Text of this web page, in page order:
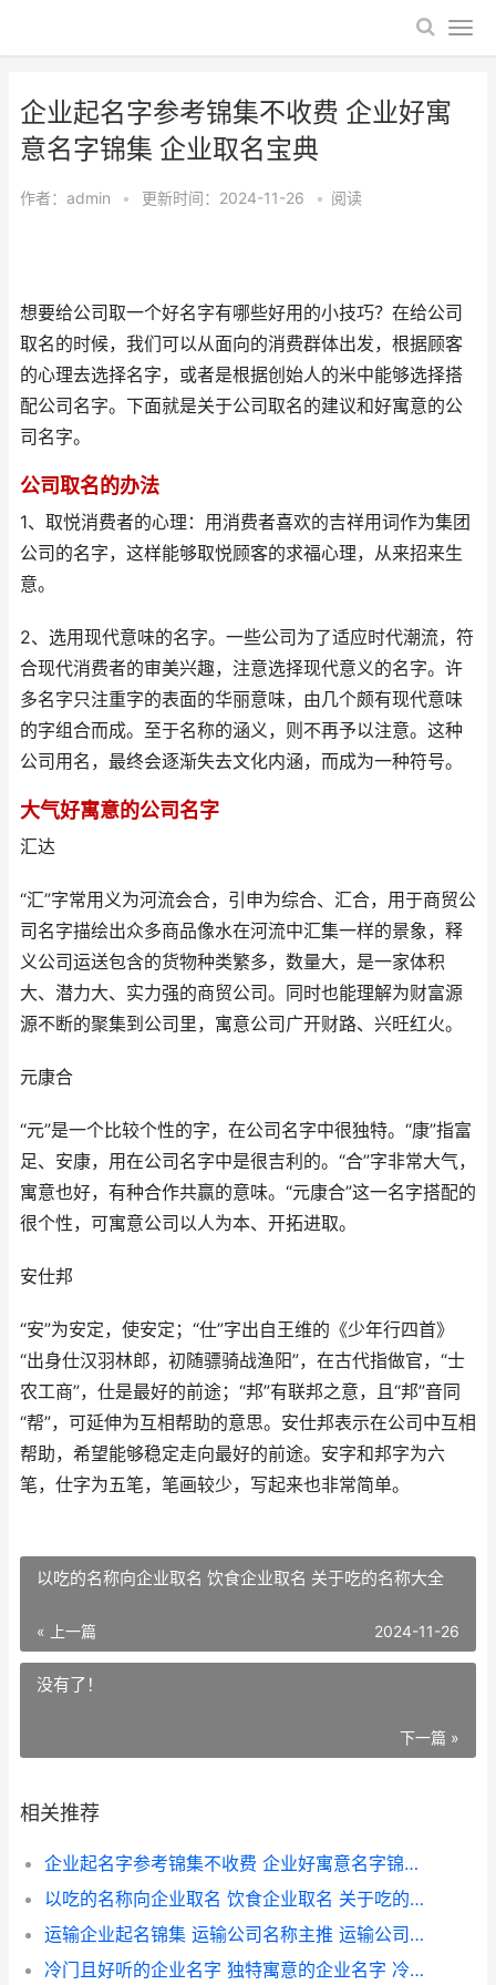
企业起名字参考锦集不收费 企业好寓
意名字锦集 企业取名宝典
作者： admin • 更新时间：2024-11-26 • 阅读
想要给公司取一个好名字有哪些好用的小技巧？在给公司
取名的时候，我们可以从面向的消费群体出发，根据顾客
的心理去选择名字，或者是根据创始人的米中能够选择搭
配公司名字。下面就是关于公司取名的建议和好寓意的公
司名字。
公司取名的办法
1、取悦消费者的心理：用消费者喜欢的吉祥用词作为集团
公司的名字，这样能够取悦顾客的求福心理，从来招来生
意。
2、选用现代意味的名字。一些公司为了适应时代潮流，符
合现代消费者的审美兴趣，注意选择现代意义的名字。许
多名字只注重字的表面的华丽意味，由几个颇有现代意味
的字组合而成。至于名称的涵义，则不再予以注意。这种
公司用名，最终会逐渐失去文化内涵，而成为一种符号。
大气好寓意的公司名字
汇达
“汇”字常用义为河流会合，引申为综合、汇合，用于商贸公
司名字描绘出众多商品像水在河流中汇集一样的景象，释
义公司运送包含的货物种类繁多，数量大，是一家体积
大、潜力大、实力强的商贸公司。同时也能理解为财富源
源不断的聚集到公司里，寓意公司广开财路、兴旺红火。
元康合
“元”是一个比较个性的字，在公司名字中很独特。“康”指富
足、安康，用在公司名字中是很吉利的。“合”字非常大气，
寓意也好，有种合作共赢的意味。“元康合”这一名字搭配的
很个性，可寓意公司以人为本、开拓进取。
安仕邦
“安”为安定，使安定；“仕”字出自王维的《少年行四首》
“出身仕汉羽林郎，初随骠骑战渔阳”，在古代指做官，“士
农工商”，仕是最好的前途；“邦”有联邦之意，且“邦”音同
“帮”，可延伸为互相帮助的意思。安仕邦表示在公司中互相
帮助，希望能够稳定走向最好的前途。安字和邦字为六
笔，仕字为五笔，笔画较少，写起来也非常简单。
以吃的名称向企业取名 饮食企业取名 关于吃的名称大全
« 上一篇 2024-11-26
没有了！
下一篇 »
相关推荐
企业起名字参考锦集不收费 企业好寓意名字锦集 企业取名宝典
以吃的名称向企业取名 饮食企业取名 关于吃的名称大全
运输企业起名锦集 运输公司名称主推 运输公司取名字大全2018最新版
冷门且好听的企业名字 独特寓意的企业名字 冷门又好听惊艳的词